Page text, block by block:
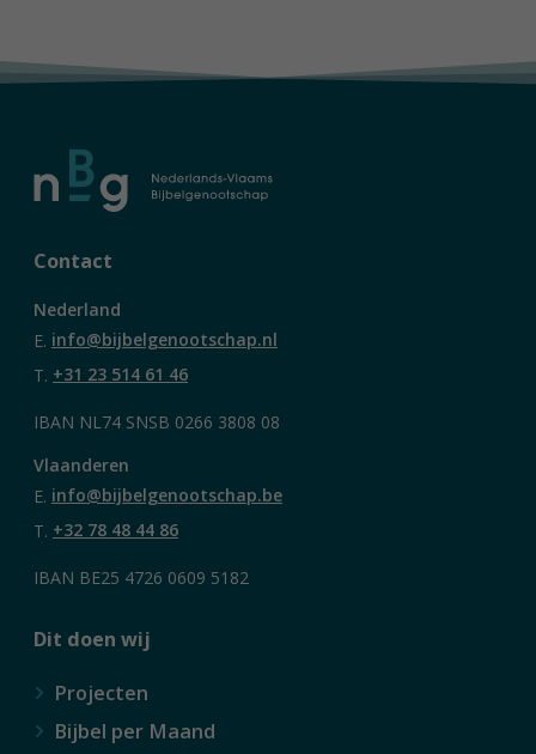
Contact
Nederland
E. info@bijbelgenootschap.nl
T. +31 23 514 61 46
IBAN NL74 SNSB 0266 3808 08
Vlaanderen
E. info@bijbelgenootschap.be
T. +32 78 48 44 86
IBAN BE25 4726 0609 5182
Dit doen wij
Projecten
Bijbel per Maand